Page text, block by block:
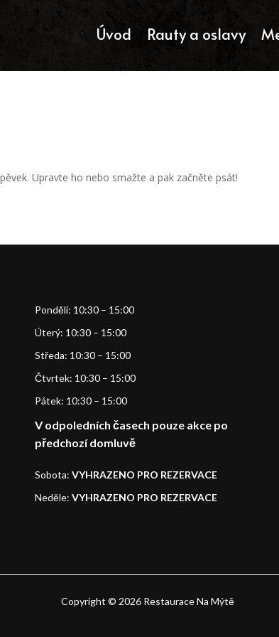
Úvod Rauty a oslavy
Upravte ho nebo smažte a pak začněte psát!
Pondělí: 10:30 – 15:00
Úterý: 10:30 – 15:00
Středa: 10:30 – 15:00
Čtvrtek: 10:30 – 15:00
Pátek: 10:30 – 15:00
V odpoledních časech pouze akce po
předchozí domluvě
Sobota: VYHRAZENO PRO REZERVACE
Neděle: VYHRAZENO PRO REZERVACE
Copyright © 2026 Restaurace Na Mýtě